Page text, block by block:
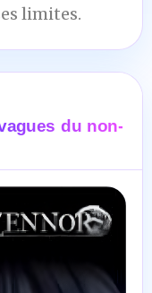
limites.
du non-